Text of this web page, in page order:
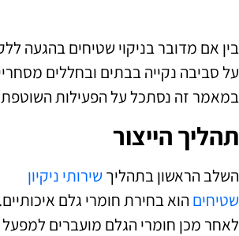
בין אם מדובר בניקוי שטיחים בהגעה
על סביבה נקייה בבתים ובחללים
במאמר זה נסתכל על הפעילות השוטפת
תהליך הייצור
השלב הראשון בתהליך שירותי ניקיון
שטיחים הוא בחירת חומרי גלם איכותיים.
לאחר מכן חומרי הגלם מועברים למפעל